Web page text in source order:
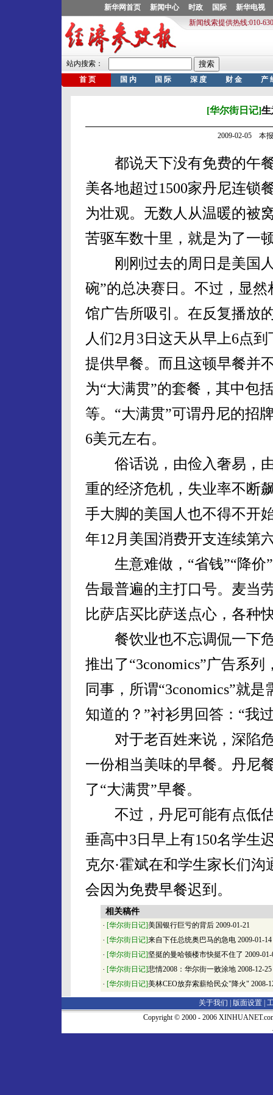
[华尔街日记]生
2009-02-05 本
都说天下没有免费的午餐
美各地超过1500家丹尼连锁
为壮观。无数人从温暖的被
苦驱车数十里，就是为了一
刚刚过去的周日是美国
碗”的总决赛日。不过，显
馆广告所吸引。在反复播放
人们2月3日这天从早上6点
提供早餐。而且这顿早餐并
为“大满贯”的套餐，其中包
等。“大满贯”可谓丹尼的招
6美元左右。
俗话说，由俭入奢易，由
重的经济危机，失业率不断
手大脚的美国人也不得不开
年12月美国消费开支连续第
生意难做，“省钱”“降价
告最普遍的主打口号。麦当
比萨店买比萨送点心，各种
餐饮业也不忘调侃一下
推出了“3conomics”广告系
同事，所谓“3conomics”就
知道的？”衬衫男回答：“我
对于老百姓来说，深陷危
一份相当美味的早餐。丹尼
了“大满贯”早餐。
不过，丹尼可能有点低估
垂高中3日早上有150名学生
克尔·霍斌在和学生家长们
会因为免费早餐迟到。
相关稿件
· [华尔街日记]美国银行巨亏的背后 2009-01-21
· [华尔街日记]来自下任总统奥巴马的急电 2009-01-14
· [华尔街日记]坚挺的曼哈顿楼市快挺不住了 2009-01-
· [华尔街日记]悲情2008：华尔街一败涂地 2008-12-25
· [华尔街日记]美林CEO放弃索薪给民众"降火" 2008-
关于我们 | 版面设置
Copyright © 2000 - 2006